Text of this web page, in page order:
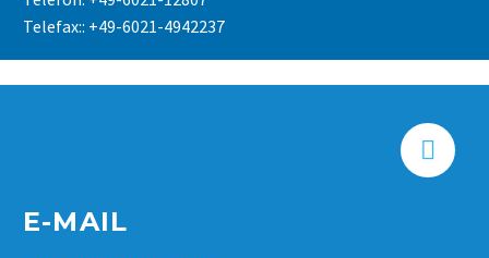
Telefax:: +49-6021-4942237


E-MAIL